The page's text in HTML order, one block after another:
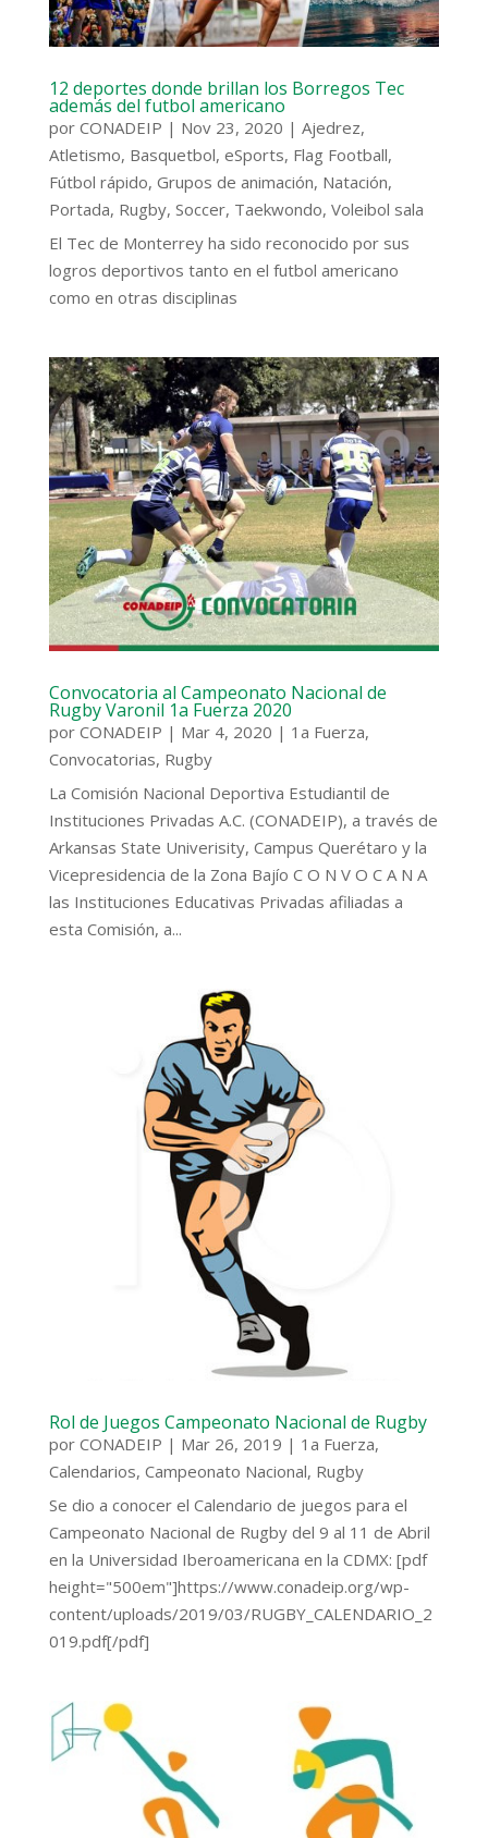
12 deportes donde brillan los Borregos Tec
además del futbol americano
por CONADEIP | Nov 23, 2020 | Ajedrez,
Atletismo, Basquetbol, eSports, Flag Football,
Fútbol rápido, Grupos de animación, Natación,
Portada, Rugby, Soccer, Taekwondo, Voleibol sala
El Tec de Monterrey ha sido reconocido por sus
logros deportivos tanto en el futbol americano
como en otras disciplinas
Convocatoria al Campeonato Nacional de
Rugby Varonil 1a Fuerza 2020
por CONADEIP | Mar 4, 2020 | 1a Fuerza,
Convocatorias, Rugby
La Comisión Nacional Deportiva Estudiantil de
Instituciones Privadas A.C. (CONADEIP), a través de
Arkansas State Univerisity, Campus Querétaro y la
Vicepresidencia de la Zona Bajío C O N V O C A N A
las Instituciones Educativas Privadas afiliadas a
esta Comisión, a...
Rol de Juegos Campeonato Nacional de Rugby
por CONADEIP | Mar 26, 2019 | 1a Fuerza,
Calendarios, Campeonato Nacional, Rugby
Se dio a conocer el Calendario de juegos para el
Campeonato Nacional de Rugby del 9 al 11 de Abril
en la Universidad Iberoamericana en la CDMX: [pdf
height="500em"]https://www.conadeip.org/wp-
content/uploads/2019/03/RUGBY_CALENDARIO_2
019.pdf[/pdf]